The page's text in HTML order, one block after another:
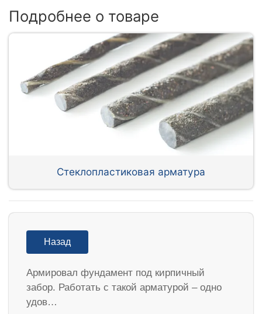
Подробнее о товаре
Стеклопластиковая арматура
Назад
Армировал фундамент под кирпичный
забор. Работать с такой арматурой – одно
удов…